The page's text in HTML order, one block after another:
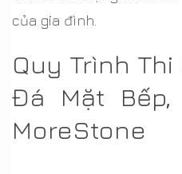
của gia đình.
Quy Trình
Đá Mặt
MoreStone